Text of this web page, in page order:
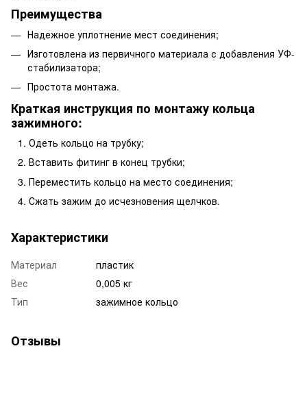
Преимущества
Надежное уплотнение мест соединения;
Изготовлена из первичного материала с добавления УФ-
стабилизатора;
Простота монтажа.
Краткая инструкция по монтажу кольца
зажимного:
Одеть кольцо на трубку;
Вставить фитинг в конец трубки;
Переместить кольцо на место соединения;
Сжать зажим до исчезновения щелчков.
Характеристики
Материал
пластик
Вес
0,005 кг
Тип
зажимное кольцо
Отзывы